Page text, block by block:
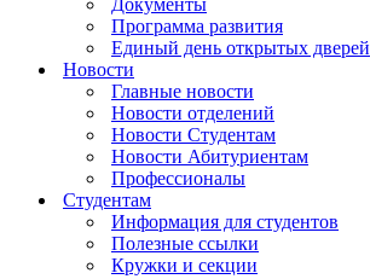
Документы
Программа развития
Единый день открытых дверей
Новости
Главные новости
Новости отделений
Новости Студентам
Новости Абитуриентам
Профессионалы
Студентам
Информация для студентов
Полезные ссылки
Кружки и секции